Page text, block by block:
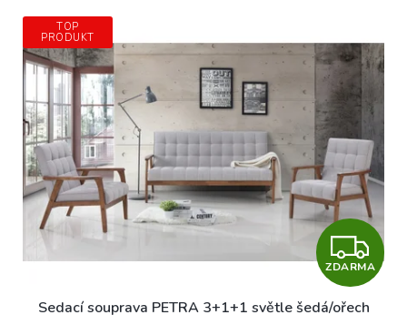
u
k
ů
V
p
p
r
o
d
u
TOP
PRODUKT
Z
D
ZDARMA
Sedací souprava PETRA 3+1+1 světle šedá/ořech